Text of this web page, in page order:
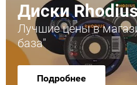
Диски
Лучшие цены в
база"
Подробнее